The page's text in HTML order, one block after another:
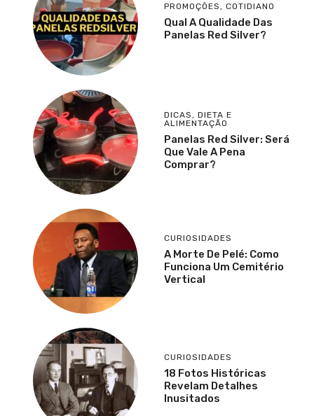
PROMOÇÕES, COTIDIANO
Qual A Qualidade Das
Panelas Red Silver?
DICAS, DIETA E
ALIMENTAÇÃO
Panelas Red Silver: Será
Que Vale A Pena
Comprar?
CURIOSIDADES
A Morte De Pelé: Como
Funciona Um Cemitério
Vertical
CURIOSIDADES
18 Fotos Históricas
Revelam Detalhes
Inusitados